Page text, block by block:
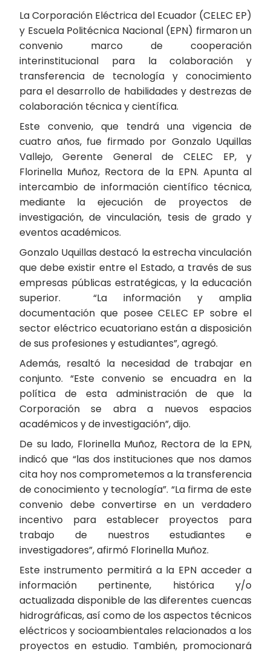
La Corporación Eléctrica del Ecuador (CELEC EP)
y Escuela Politécnica Nacional (EPN) firmaron un
convenio marco de cooperación
interinstitucional para la colaboración y
transferencia de tecnología y conocimiento
para el desarrollo de habilidades y destrezas de
colaboración técnica y científica.
Este convenio, que tendrá una vigencia de
cuatro años, fue firmado por Gonzalo Uquillas
Vallejo, Gerente General de CELEC EP, y
Florinella Muñoz, Rectora de la EPN. Apunta al
intercambio de información científico técnica,
mediante la ejecución de proyectos de
investigación, de vinculación, tesis de grado y
eventos académicos.
Gonzalo Uquillas destacó la estrecha vinculación
que debe existir entre el Estado, a través de sus
empresas públicas estratégicas, y la educación
superior. “La información y amplia
documentación que posee CELEC EP sobre el
sector eléctrico ecuatoriano están a disposición
de sus profesiones y estudiantes”, agregó.
Además, resaltó la necesidad de trabajar en
conjunto. “Este convenio se encuadra en la
política de esta administración de que la
Corporación se abra a nuevos espacios
académicos y de investigación”, dijo.
De su lado, Florinella Muñoz, Rectora de la EPN,
indicó que “las dos instituciones que nos damos
cita hoy nos comprometemos a la transferencia
de conocimiento y tecnología”. “La firma de este
convenio debe convertirse en un verdadero
incentivo para establecer proyectos para
trabajo de nuestros estudiantes e
investigadores”, afirmó Florinella Muñoz.
Este instrumento permitirá a la EPN acceder a
información pertinente, histórica y/o
actualizada disponible de las diferentes cuencas
hidrográficas, así como de los aspectos técnicos
eléctricos y socioambientales relacionados a los
proyectos en estudio. También, promocionará